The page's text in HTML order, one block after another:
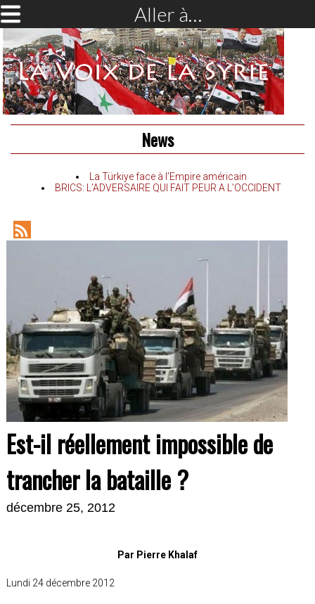
Aller à…
News
La Türkiye face à l’Empire américain
BRICS: L’ADVERSAIRE QUI FAIT PEUR A L’OCCIDENT
RSS
Est-il réellement impossible de
trancher la bataille ?
décembre 25, 2012
Par Pierre Khalaf
Lundi 24 décembre 2012